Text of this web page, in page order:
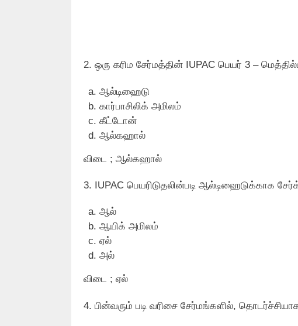
2. ஒரு கரிம சேர்மத்தின் IUPAC பெயர் 3 –
ஆல்டிஹைடு
கார்பாசிலிக் அமிலம்
கீட்டோன்
ஆல்கஹால்
விடை ; ஆல்கஹால்
3. IUPAC பெயரிடுதலின்படி ஆல்டிஹைடுக்காக
ஆல்
ஆயிக் அமிலம்
ஏல்
அல்
விடை ; ஏல்
4. பின்வரும் படி வரிசை சேர்மங்களில்,